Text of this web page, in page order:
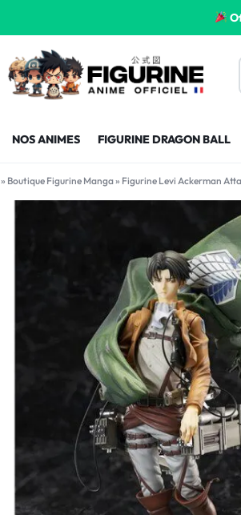
FRANCE
FRANCE
NOS ANIMES FIGURINE DRAGON BALL
» Boutique Figurine Manga» Figurine Levi Ackerman